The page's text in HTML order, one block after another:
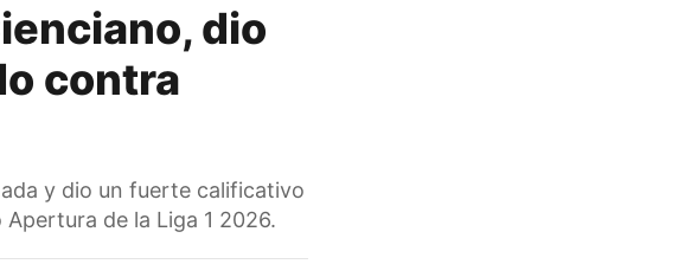
dio
contra
y dio un fuerte calificativo
de la Liga 1 2026.